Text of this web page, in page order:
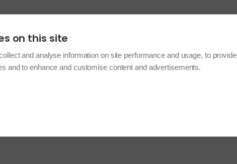
on this site
and analyse information on site performance and usage, to provide
and to enhance and customise content and advertisements.